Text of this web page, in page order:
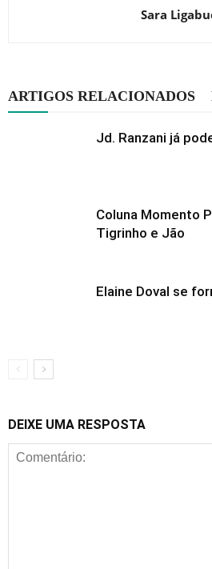
Sara
ARTIGOS RELACIONADOS
Jd. Ranzani já
Coluna Momento
Tigrinho e Jão
Elaine Doval se
DEIXE UMA RESPOSTA